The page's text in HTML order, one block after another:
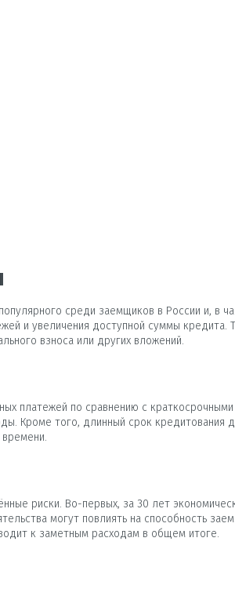
среди заемщиков в России и, в
и увеличения доступной суммы кредита.
взноса или других вложений.
платежей по сравнению с
Кроме того, длинный срок
риски. Во-первых, за 30 лет
могут повлиять на способность
к заметным расходам в общем итоге.